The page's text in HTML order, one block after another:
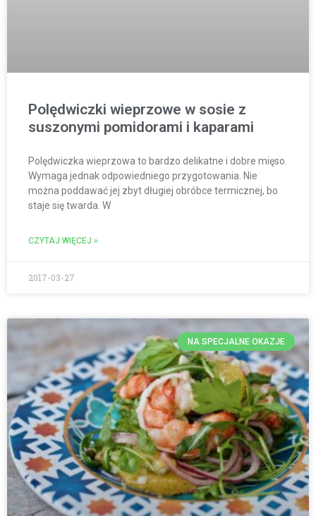
Polędwiczki wieprzowe w sosie z
suszonymi pomidorami i kaparami
Polędwiczka wieprzowa to bardzo delikatne i dobre mięso.
Wymaga jednak odpowiedniego przygotowania. Nie
można poddawać jej zbyt długiej obróbce termicznej, bo
staje się twarda. W
CZYTAJ WIĘCEJ »
2017-03-27
NA SPECJALNE OKAZJE